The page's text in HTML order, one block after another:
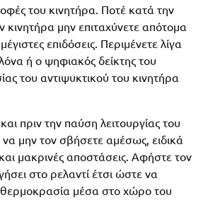
του κινητήρα. Ποτέ κατά την
κινητήρα μην επιταχύνετε απότομα
επιδόσεις. Περιμένετε λίγα
ή ο ψηφιακός δείκτης του
του αντιψυκτικού του κινητήρα
πριν την παύση λειτουργίας του
να μην τον σβήσετε αμέσως, ειδικά
μακρινές αποστάσεις. Αφήστε τον
στο ρελαντί έτσι ώστε να
θερμοκρασία μέσα στο χώρο του